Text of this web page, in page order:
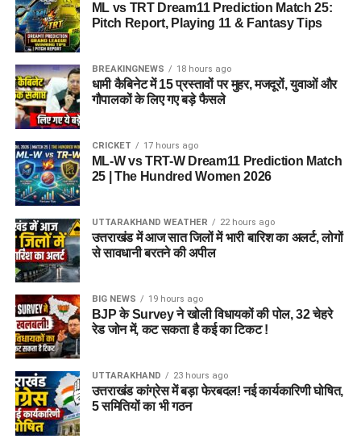
ML vs TRT Dream11 Prediction Match 25:
Pitch Report, Playing 11 & Fantasy Tips
BREAKINGNEWS 18 hours ago
धामी कैबिनेट में 15 प्रस्तावों पर मुहर, मजदूरों, युवाओं और
गौपालकों के लिए गए बड़े फैसले
CRICKET 17 hours ago
ML-W vs TRT-W Dream11 Prediction Match
25 | The Hundred Women 2026
UTTARAKHAND WEATHER 22 hours ago
उत्तराखंड में आज सात जिलों में भारी बारिश का अलर्ट, लोगों
से सावधानी बरतने की अपील
BIG NEWS 19 hours ago
BJP के Survey ने खोली विधायकों की पोल, 32 चेहरे
रेड जोन में, कट सकता है कई का टिकट !
UTTARAKHAND 23 hours ago
उत्तराखंड कांग्रेस में बड़ा फेरबदल! नई कार्यकारिणी घोषित,
5 समितियों का भी गठन